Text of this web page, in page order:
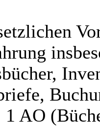
1 AO